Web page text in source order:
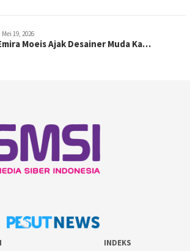
Mei 19, 2026
Moeis Ajak Desainer Muda Ka…
INDEKS